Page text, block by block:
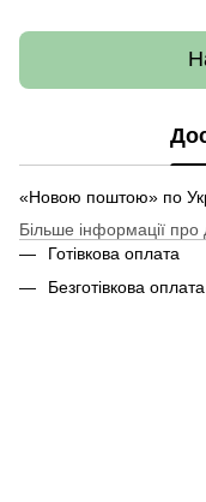
«Новою поштою» по
Більше інформації про
Готівкова оплата
Безготівкова оплата